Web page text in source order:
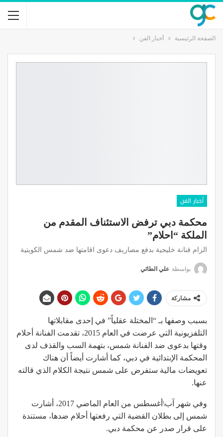
الصفحة الرئيسية أخبار الفن
أخبار الفن
محكمة دبي ترفض الاستئناف المقدم من
الملكة “احلام”
الزام فنانة خليجية بدفع مصاريف دعوى اقامتها ضد شمس الكويتية
بواسطة علي الطائي
مشاركة
‏بسبب وصفها بـ “المختلة عقلياً” في إحدى مقابلاتها
التلفزيونية التي عرضت في العام 2015، تقدمت الفنانة أحلام
وقتها بدعوى ضد الفنانة شمس، بتهمة السب والقذف لدى
المحكمة الإبتدائية في دبي، كما أشارت أيضاً أن هناك
تعويضات مالية ستفرض على شمس نتيجة الكلام الذي قالته
عنها.
وفي شهر آب\أغسطس من العام الماضي 2017، أشارت
شمس إلى بطلان القضية التي رفعتها أحلام ضدها، مستندة
على قرار صدر عن محكمة دبي.